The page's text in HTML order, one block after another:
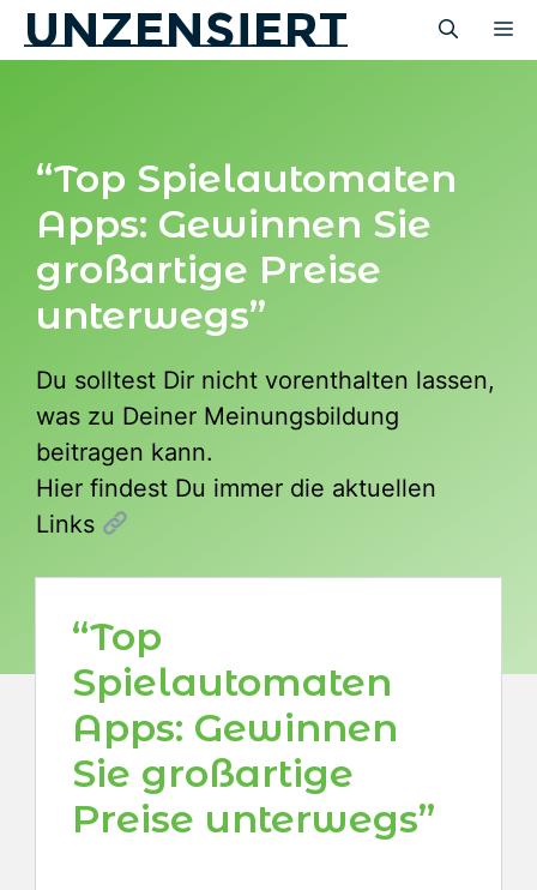
Zum
Inhaltunzensiert
“Top Spielautomaten
Apps: Gewinnen Sie
großartige Preise
unterwegs”
Du solltest Dir nicht vorenthalten lassen,
was zu Deiner Meinungsbildung
beitragen kann.
Hier findest Du immer die aktuellen
Links
“Top
Spielautomaten
Apps: Gewinnen
Sie großartige
Preise unterwegs”